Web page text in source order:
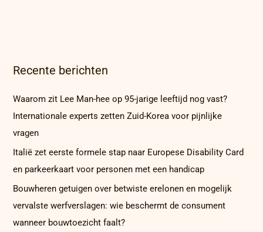
Recente berichten
Waarom zit Lee Man-hee op 95-jarige leeftijd nog vast?
Internationale experts zetten Zuid-Korea voor pijnlijke
vragen
Italië zet eerste formele stap naar Europese Disability Card
en parkeerkaart voor personen met een handicap
Bouwheren getuigen over betwiste erelonen en mogelijk
vervalste werfverslagen: wie beschermt de consument
wanneer bouwtoezicht faalt?